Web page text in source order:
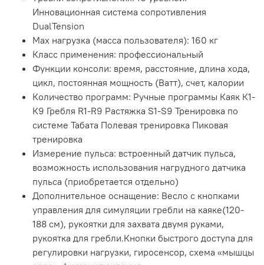
Инновационная система сопротивления
DualTension
Max нагрузка (масса пользователя): 160 кг
Класс применения: профессиональный
Функции консоли: время, расстояние, длина хода,
цикл, постоянная мощность (Ватт), счет, калории
Количество программ: Ручные программы Каяк К1-
К9 Гребля R1-R9 Растяжка S1-S9 Тренировка по
системе Табата Полевая тренировка Пиковая
тренировка
Измерение пульса: встроенный датчик пульса,
возможность использования нагрудного датчика
пульса (приобретается отдельно)
Дополнительное оснащение: Весло с кнопками
управления для симуляции гребли на каяке(120-
188 см), рукоятки для захвата двумя руками,
рукоятка для гребли.Кнопки быстрого доступа для
регулировки нагрузки, гиросенсор, схема «мышцы